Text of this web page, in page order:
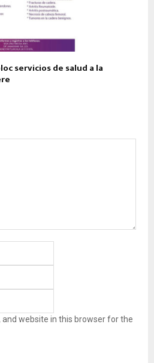
servicios de salud a la
and website in this browser for the